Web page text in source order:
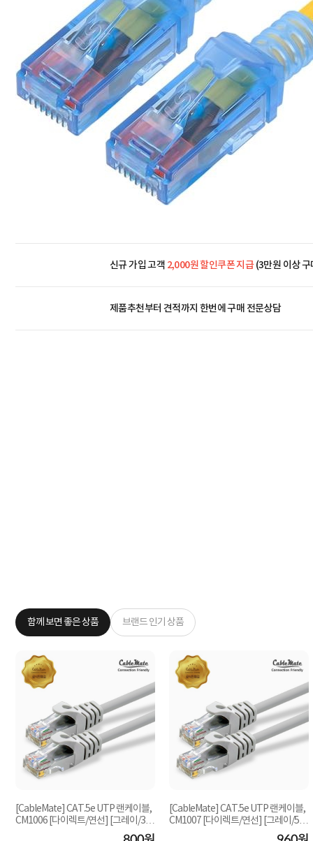
신규 가입 고객 2,000원 할인쿠폰 지급(3만원 이상 구
제품추천부터 견적까지 한번에구매 전문상담
함께 보면 좋은 상품 브랜드 인기 상품
[CableMate] CAT.5e UTP 랜케이블,
CM1006 [다이렉트/연선] [그레이/3
[CableMate] CAT.5e UTP 랜케이블,
CM1007 [다이렉트/연선] [그레이/5